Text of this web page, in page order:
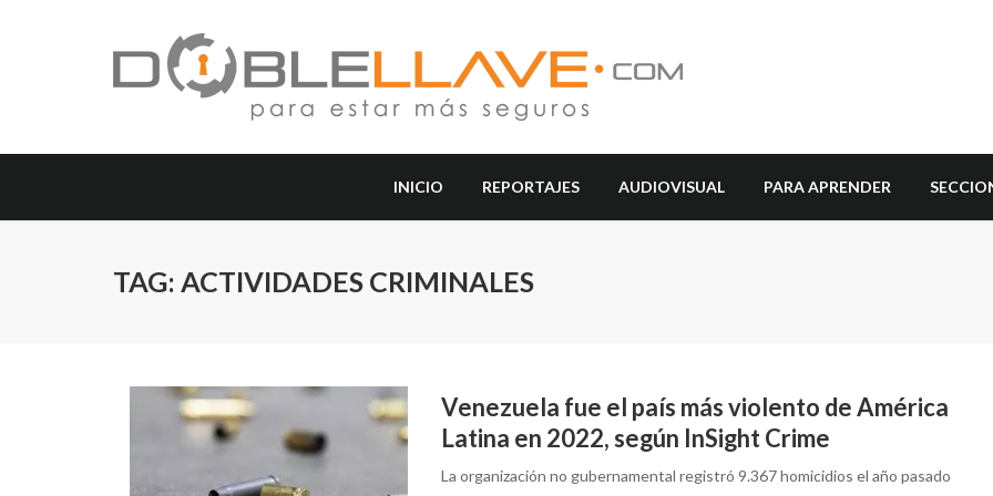
INICIO REPORTAJES AUDIOVISUAL PARA APRENDER
TAG: ACTIVIDADES CRIMINALES
Venezuela fue el país más violento de América
Latina en 2022, según InSight Crime
La organización no gubernamental registró 9.367 homicidios el año pasado